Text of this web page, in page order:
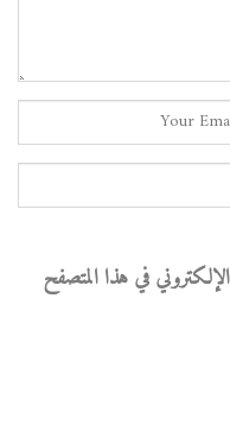
في هذا المتصفح